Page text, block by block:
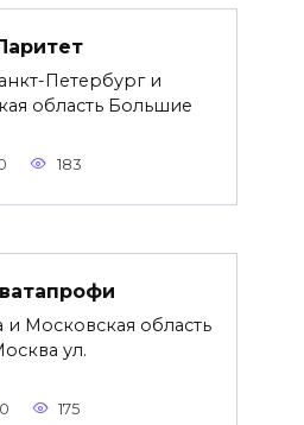
Петербург и
область Большие
183
Московская область
ул.
0 175